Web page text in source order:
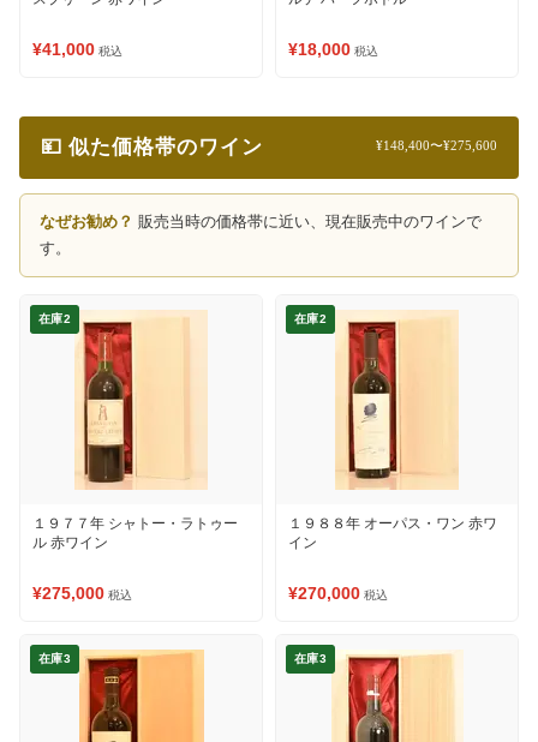
¥41,000 税込 ¥18,000 税込
💴 似た価格帯のワイン ¥148,400〜¥275,600
なぜお勧め？ 販売当時の価格帯に近い、現在販売中のワインで
す。
在庫2
１９７７年 シャトー・ラトゥー
ル 赤ワイン
¥275,000 税込
在庫2
１９８８年 オーパス・ワン 赤ワ
イン
¥270,000 税込
在庫3 在庫3